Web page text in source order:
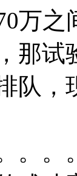
万
那试
队，
。